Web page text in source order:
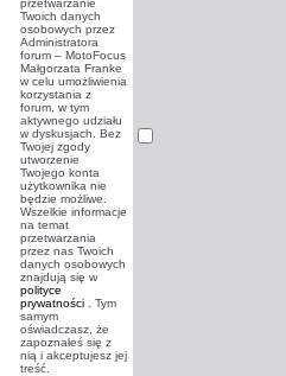
przetwarzanie
Twoich danych
osobowych przez
Administratora
forum – MotoFocus
Małgorzata Franke
w celu umożliwienia
korzystania z
forum, w tym
aktywnego udziału
w dyskusjach. Bez
Twojej zgody
utworzenie
Twojego konta
użytkownika nie
będzie możliwe.
Wszelkie informacje
na temat
przetwarzania
przez nas Twoich
danych osobowych
znajdują się w
polityce
prywatności . Tym
samym
oświadczasz, że
zapoznałeś się z
nią i akceptujesz jej
treść.